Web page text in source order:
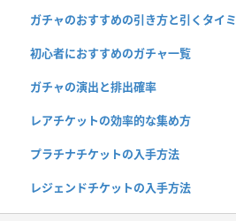
ガチャのおすすめの引き方と引くタイ
初心者におすすめのガチャ一覧
ガチャの演出と排出確率
レアチケットの効率的な集め方
プラチナチケットの入手方法
レジェンドチケットの入手方法